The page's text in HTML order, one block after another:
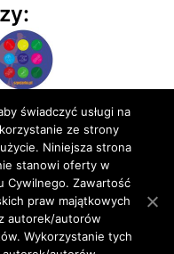
prawa zastrzeżone
świadczyć usługi na
ze strony
Niniejsza strona
stanowi oferty w
Cywilnego. Zawartość
praw majątkowych
autorek/autorów
Wykorzystanie tych